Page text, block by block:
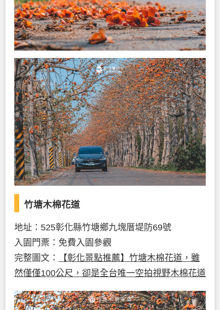
竹塘木棉花道
地址：525彰化縣竹塘鄉九塊厝堤防69號
入園門票：免費入園參觀
完整圖文：
【彰化景點推薦】竹塘木棉花道，雖
然僅僅100公尺，卻是全台唯一空拍視野木棉花道